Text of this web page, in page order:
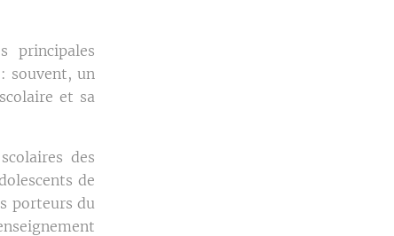
principales
souvent, un
et sa
des
de
porteurs du